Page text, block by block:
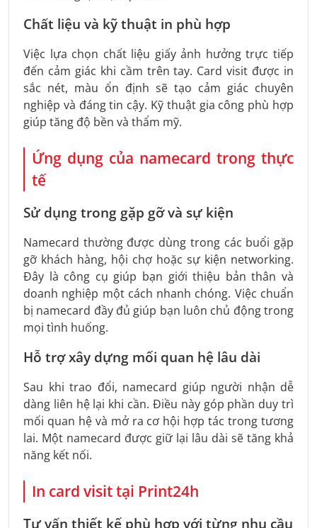
Chất liệu và kỹ thuật in phù hợp
Việc lựa chọn chất liệu giấy ảnh hưởng trực tiếp
đến cảm giác khi cầm trên tay. Card visit được in
sắc nét, màu ổn định sẽ tạo cảm giác chuyên
nghiệp và đáng tin cậy. Kỹ thuật gia công phù hợp
giúp tăng độ bền và thẩm mỹ.
Ứng dụng của namecard trong thực
tế
Sử dụng trong gặp gỡ và sự kiện
Namecard thường được dùng trong các buổi gặp
gỡ khách hàng, hội chợ hoặc sự kiện networking.
Đây là công cụ giúp bạn giới thiệu bản thân và
doanh nghiệp một cách nhanh chóng. Việc chuẩn
bị namecard đầy đủ giúp bạn luôn chủ động trong
mọi tình huống.
Hỗ trợ xây dựng mối quan hệ lâu dài
Sau khi trao đổi, namecard giúp người nhận dễ
dàng liên hệ lại khi cần. Điều này góp phần duy trì
mối quan hệ và mở ra cơ hội hợp tác trong tương
lai. Một namecard được giữ lại lâu dài sẽ tăng khả
năng kết nối.
In card visit tại Print24h
Tư vấn thiết kế phù hợp với từng nhu cầu